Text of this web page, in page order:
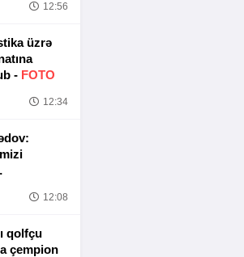
12:56
üzrə
- FOTO
12:34
12:08
qolfçu
çempion